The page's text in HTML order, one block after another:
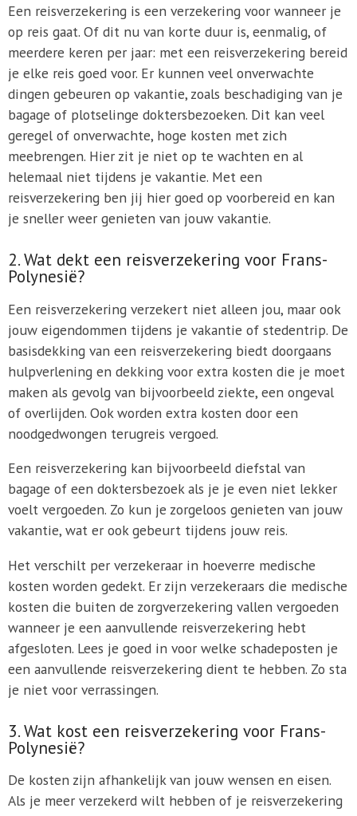
Een reisverzekering is een verzekering voor wanneer je
op reis gaat. Of dit nu van korte duur is, eenmalig, of
meerdere keren per jaar: met een reisverzekering bereid
je elke reis goed voor. Er kunnen veel onverwachte
dingen gebeuren op vakantie, zoals beschadiging van je
bagage of plotselinge doktersbezoeken. Dit kan veel
geregel of onverwachte, hoge kosten met zich
meebrengen. Hier zit je niet op te wachten en al
helemaal niet tijdens je vakantie. Met een
reisverzekering ben jij hier goed op voorbereid en kan
je sneller weer genieten van jouw vakantie.
2. Wat dekt een reisverzekering voor Frans-
Polynesië?
Een reisverzekering verzekert niet alleen jou, maar ook
jouw eigendommen tijdens je vakantie of stedentrip. De
basisdekking van een reisverzekering biedt doorgaans
hulpverlening en dekking voor extra kosten die je moet
maken als gevolg van bijvoorbeeld ziekte, een ongeval
of overlijden. Ook worden extra kosten door een
noodgedwongen terugreis vergoed.
Een reisverzekering kan bijvoorbeeld diefstal van
bagage of een doktersbezoek als je je even niet lekker
voelt vergoeden. Zo kun je zorgeloos genieten van jouw
vakantie, wat er ook gebeurt tijdens jouw reis.
Het verschilt per verzekeraar in hoeverre medische
kosten worden gedekt. Er zijn verzekeraars die medische
kosten die buiten de zorgverzekering vallen vergoeden
wanneer je een aanvullende reisverzekering hebt
afgesloten. Lees je goed in voor welke schadeposten je
een aanvullende reisverzekering dient te hebben. Zo sta
je niet voor verrassingen.
3. Wat kost een reisverzekering voor Frans-
Polynesië?
De kosten zijn afhankelijk van jouw wensen en eisen.
Als je meer verzekerd wilt hebben of je reisverzekering